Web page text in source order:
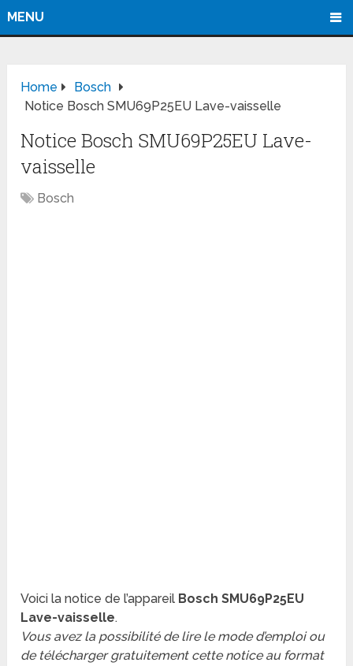
MENU
Home
Bosch
Notice Bosch SMU69P25EU Lave-vaisselle
Notice Bosch SMU69P25EU Lave-
vaisselle
Bosch
Voici la notice de l’appareil Bosch SMU69P25EU
Lave-vaisselle.
Vous avez la possibilité de lire le mode d’emploi ou
de télécharger gratuitement cette notice au format